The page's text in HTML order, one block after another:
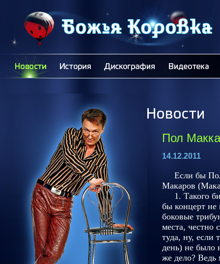
Пол
14.12.2011
Если бы Пол
Макаров
1. Такого
бы концерт не
боковые
места, честно
туда, ну, если
день) не было
же дело? Ведь